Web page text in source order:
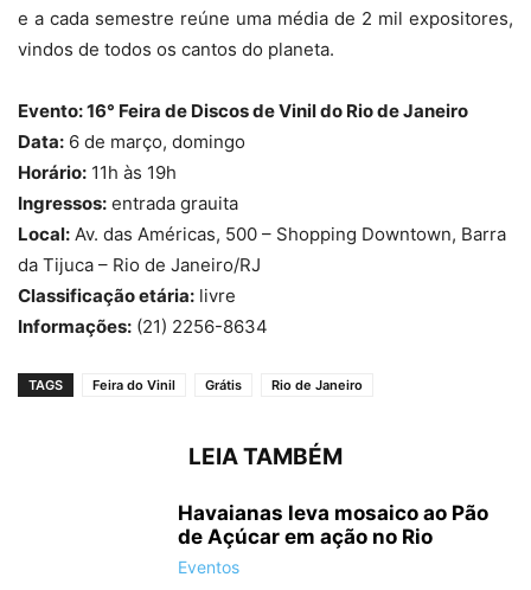
e a cada semestre reúne uma média de 2 mil expositores,
vindos de todos os cantos do planeta.
Evento: 16° Feira de Discos de Vinil do Rio de Janeiro
Data: 6 de março, domingo
Horário: 11h às 19h
Ingressos: entrada grauita
Local: Av. das Américas, 500 – Shopping Downtown, Barra
da Tijuca – Rio de Janeiro/RJ
Classificação etária: livre
Informações: (21) 2256-8634
TAGS Feira do Vinil Grátis Rio de Janeiro
LEIA TAMBÉM
Havaianas leva mosaico ao Pão
de Açúcar em ação no Rio
Eventos